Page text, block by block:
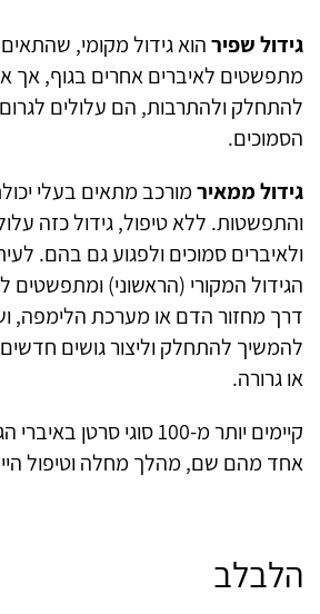
גידול שפירהוא גידול מקומי,
מתפשטים לאיברים אחרים בגוף, אך
להתחלק ולהתרבות, הם עלולים
הסמוכים.
גידול ממאירמורכב מתאים בעלי
והתפשטות. ללא טיפול, גידול כזה
ולאיברים סמוכים ולפגוע גם בהם.
הגידול המקורי (הראשוני) ומתפשטים
דרך מחזור הדם או מערכת הלימפה,
להמשיך להתחלק וליצור גושים חדשים
או גרורה.
קיימים יותר מ-100 סוגי
אחד מהם שם, מהלך מחלה וטיפול
הלבלב